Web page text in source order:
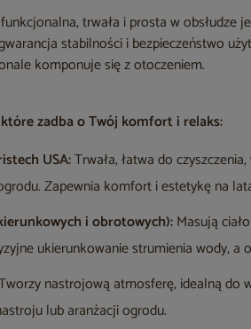
trwała i prosta w obsłudze
stabilności i bezpieczeństwo
komponuje się z otoczeniem.
zadba o Twój komfort i relaks:
USA:Trwała, łatwa do
Zapewnia komfort i estetykę na
i obrotowych):Masują
ukierunkowanie strumienia wody,
nastrojową atmosferę, idealną do
lub aranżacji ogrodu.